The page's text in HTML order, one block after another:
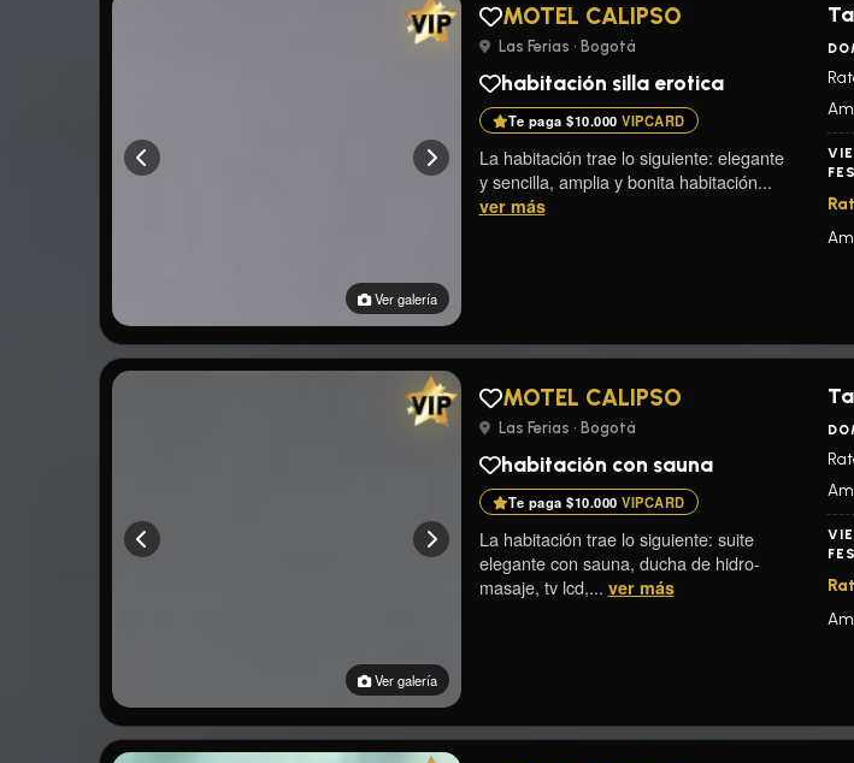
Ver galería
MOTEL CALIPSO
Las Ferias • Bogotá
habitación silla erotica
Te paga $10.000 VIPCARD
La habitación trae lo siguiente: elegante
y sencilla, amplia y bonita habitación...
ver más
Ver galería
MOTEL CALIPSO
Las Ferias • Bogotá
habitación con sauna
Te paga $10.000 VIPCARD
La habitación trae lo siguiente: suite
elegante con sauna, ducha de hidro-
masaje, tv lcd,... ver más